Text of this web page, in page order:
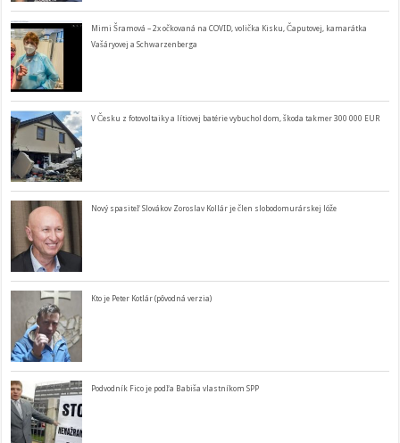
Mimi Šramová – 2x očkovaná na COVID, volička Kisku, Čaputovej, kamarátka
Vašáryovej a Schwarzenberga
V Česku z fotovoltaiky a lítiovej batérie vybuchol dom, škoda takmer 300 000 EUR
Nový spasiteľ Slovákov Zoroslav Kollár je člen slobodomurárskej lóže
Kto je Peter Kotlár (pôvodná verzia)
Podvodník Fico je podľa Babiša vlastníkom SPP